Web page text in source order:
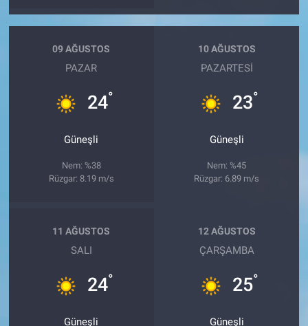
09 AĞUSTOS
PAZAR
24°
Güneşli
Nem: %38
Rüzgar: 8.19 m/s
10 AĞUSTOS
PAZARTESI
23°
Güneşli
Nem: %45
Rüzgar: 6.89 m/s
11 AĞUSTOS
SALI
24°
Güneşli
12 AĞUSTOS
ÇARŞAMBA
25°
Güneşli